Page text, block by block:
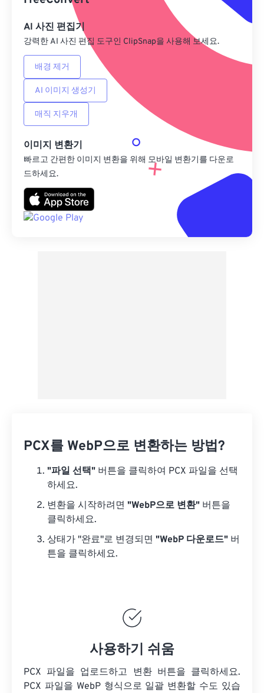
AI 사진 편집기
강력한 AI 사진 편집 도구인 ClipSnap을 사용해 보세요.
배경 제거
AI 이미지 생성기
매직 지우개
이미지 변환기
빠르고 간편한 이미지 변환을 위해 모바일 변환기를 다운로
드하세요.
PCX를 WebP으로 변환하는 방법?
"파일 선택" 버튼을 클릭하여 PCX 파일을 선택
하세요.
변환을 시작하려면 "WebP으로 변환" 버튼을
클릭하세요.
상태가 "완료"로 변경되면 "WebP 다운로드" 버
튼을 클릭하세요.
사용하기 쉬움
PCX 파일을 업로드하고 변환 버튼을 클릭하세요.
PCX 파일을 WebP 형식으로 일괄 변환할 수도 있습